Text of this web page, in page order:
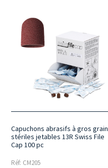
Capuchons abrasifs à gros grain
stériles jetables 13R Swiss File
Cap 100 pc
Réf: CM205